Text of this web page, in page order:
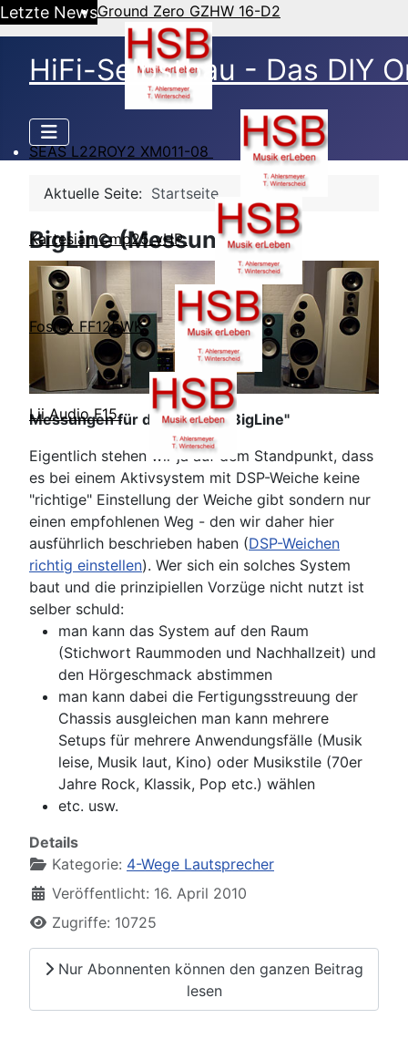
Letzte NewsGround Zero GZHW 16-D2
SEAS L22ROY2 XM011-08
Kartesian Cmp25_vHP
Fostex FF125WK
Lii Audio F15
HiFi-Selbstbau - Das DIY
Aktuelle Seite: Startseite
BigLine (Messungen)
Messungen für das Projekt "BigLine"
Eigentlich stehen wir ja auf dem Standpunkt, dass
es bei einem Aktivsystem mit DSP-Weiche keine
"richtige" Einstellung der Weiche gibt sondern nur
einen empfohlenen Weg - den wir daher hier
ausführlich beschrieben haben (DSP-Weichen
richtig einstellen). Wer sich ein solches System
baut und die prinzipiellen Vorzüge nicht nutzt ist
selber schuld:
man kann das System auf den Raum
(Stichwort Raummoden und Nachhallzeit) und
den Hörgeschmack abstimmen
man kann dabei die Fertigungsstreuung der
Chassis ausgleichen man kann mehrere
Setups für mehrere Anwendungsfälle (Musik
leise, Musik laut, Kino) oder Musikstile (70er
Jahre Rock, Klassik, Pop etc.) wählen
etc. usw.
Details
Kategorie: 4-Wege Lautsprecher
Veröffentlicht: 16. April 2010
Zugriffe: 10725
Nur Abonnenten können den ganzen Beitrag
lesen